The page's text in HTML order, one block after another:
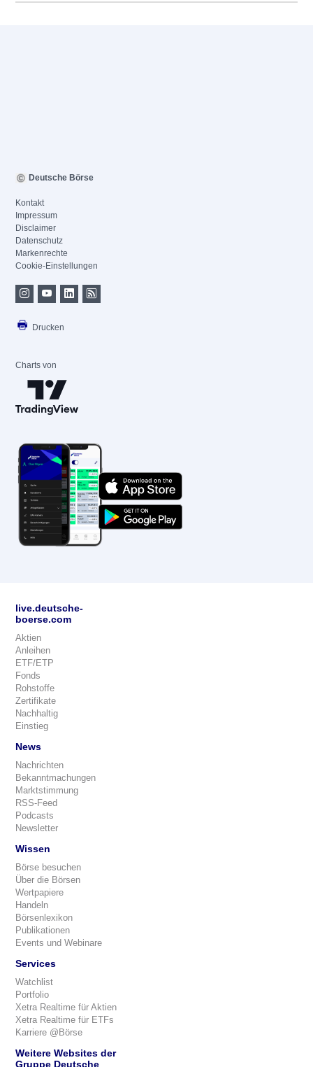
Deutsche Börse
Kontakt
Impressum
Disclaimer
Datenschutz
Markenrechte
Cookie-Einstellungen
Drucken
Charts von
live.deutsche-
boerse.com
Aktien
Anleihen
ETF/ETP
Fonds
Rohstoffe
Zertifikate
Nachhaltig
Einstieg
News
Nachrichten
Bekanntmachungen
Marktstimmung
RSS-Feed
Podcasts
Newsletter
Wissen
Börse besuchen
Über die Börsen
Wertpapiere
Handeln
Börsenlexikon
Publikationen
Events und Webinare
Services
Watchlist
Portfolio
Xetra Realtime für Aktien
Xetra Realtime für ETFs
Karriere @Börse
Weitere Websites der
Gruppe Deutsche